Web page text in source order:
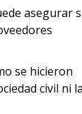
asegurar
se hicieron
civil ni